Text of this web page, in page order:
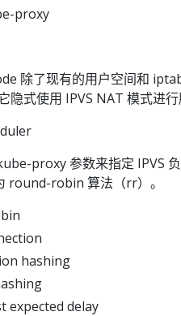
proxy
除了现有的用户空间和
隐式使用 IPVS NAT 模式进行
proxy 参数来指定 IPVS
round-robin 算法（rr）。
hashing
expected delay